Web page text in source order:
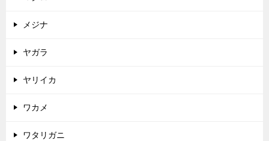
メジナ
ヤガラ
ヤリイカ
ワカメ
ワタリガニ